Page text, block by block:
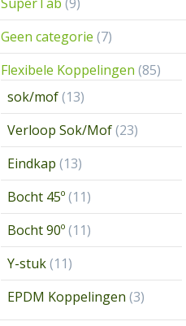
producten
Geen categorie 77
producten
Flexibele Koppelingen 8585
sok/mof 1313
producten
Verloop Sok/Mof 2323
Eindkap 1313
producten
Bocht 45º 1111
producten
Bocht 90º 1111
producten
Y-stuk 1111
producten
EPDM Koppelingen 33